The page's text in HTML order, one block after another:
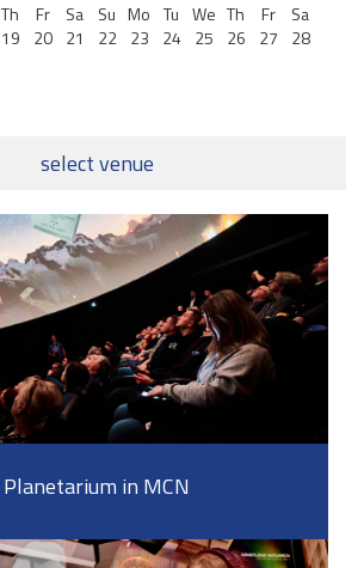
Th
19
Fr
20
Sa
21
Su
22
Mo
23
Tu
24
We
25
Th
26
Fr
27
Sa
28
select venue
Planetarium in MCN